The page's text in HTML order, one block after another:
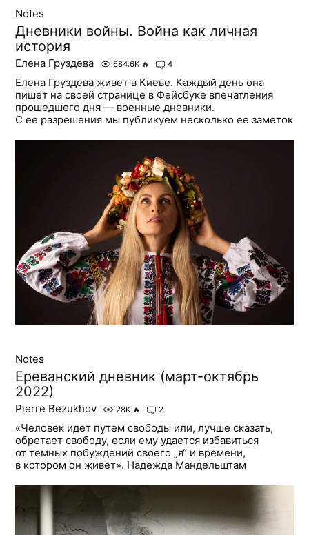
Notes
Дневники войны. Война как личная
история
Елена Груздева 684.6K 🔥 4
Елена Груздева живет в Киеве. Каждый день она
пишет на своей странице в Фейсбуке впечатления
прошедшего дня — военные дневники.
С ее разрешения мы публикуем несколько ее заметок
Notes
Ереванский дневник (март-октябрь
2022)
Pierre Bezukhov 28K 🔥 2
«Человек идет путем свободы или, лучше сказать,
обретает свободу, если ему удается избавиться
от темных побуждений своего „я“ и времени,
в котором он живет». Надежда Мандельштам